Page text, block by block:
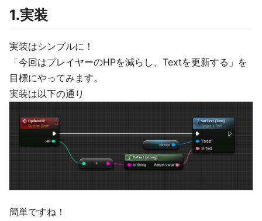
1.実装
実装はシンプルに！
「今回はプレイヤーのHPを減らし、Textを更新する」を
目標にやってみます。
実装は以下の通り
簡単ですね！